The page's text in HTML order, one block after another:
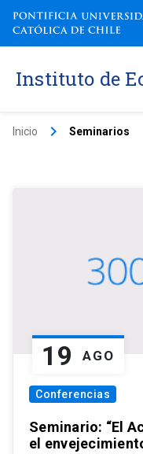
Instituto de
Inicio keyboard_arrow_right Seminarios
19 AGO
Conferencias
Seminario: “El
el